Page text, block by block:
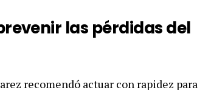
las pérdidas del
recomendó actuar con rapidez para